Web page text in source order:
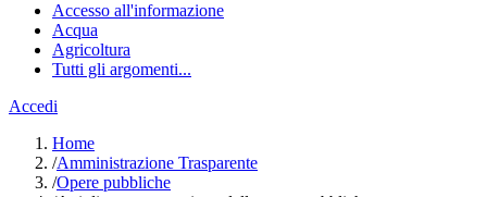
Accesso all'informazione
Acqua
Agricoltura
Tutti gli argomenti...
Accedi
Home
/Amministrazione Trasparente
/Opere pubbliche